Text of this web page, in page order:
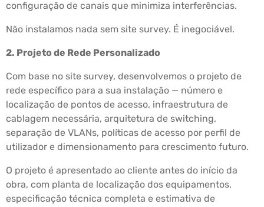
configuração de canais que minimiza interferências.
Não instalamos nada sem site survey. É inegociável.
2. Projeto de Rede Personalizado
Com base no site survey, desenvolvemos o projeto de
rede específico para a sua instalação — número e
localização de pontos de acesso, infraestrutura de
cablagem necessária, arquitetura de switching,
separação de VLANs, políticas de acesso por perfil de
utilizador e dimensionamento para crescimento futuro.
O projeto é apresentado ao cliente antes do início da
obra, com planta de localização dos equipamentos,
especificação técnica completa e estimativa de